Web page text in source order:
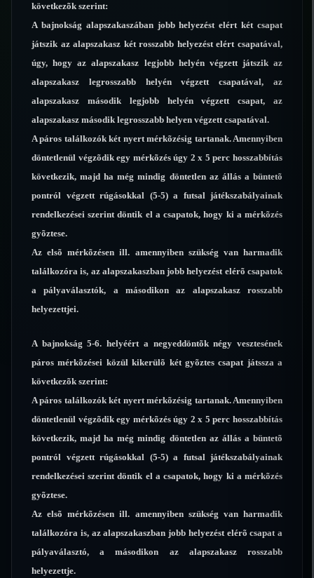
következõk szerint:
A bajnokság alapszakaszában jobb helyezést elért két csapat
játszik az alapszakasz két rosszabb helyezést elért csapatával,
úgy, hogy az alapszakasz legjobb helyén végzett játszik az
alapszakasz legrosszabb helyén végzett csapatával, az
alapszakasz második legjobb helyén végzett csapat, az
alapszakasz második legrosszabb helyen végzett csapatával.
A páros találkozók két nyert mérkõzésig tartanak. Amennyiben
döntetlenül végzõdik egy mérkõzés úgy 2 x 5 perc hosszabbítás
következik, majd ha még mindig döntetlen az állás a büntetõ
pontról végzett rúgásokkal (5-5) a futsal játékszabályainak
rendelkezései szerint döntik el a csapatok, hogy ki a mérkõzés
gyõztese.
Az elsõ mérkõzésen ill. amennyiben szükség van harmadik
találkozóra is, az alapszakaszban jobb helyezést elérõ csapatok
a pályaválasztók, a másodikon az alapszakasz rosszabb
helyezettjei.
A bajnokság 5-6. helyéért a negyeddöntõk négy vesztesének
páros mérkõzései közül kikerülõ két gyõztes csapat játssza a
következõk szerint:
A páros találkozók két nyert mérkõzésig tartanak. Amennyiben
döntetlenül végzõdik egy mérkõzés úgy 2 x 5 perc hosszabbítás
következik, majd ha még mindig döntetlen az állás a büntetõ
pontról végzett rúgásokkal (5-5) a futsal játékszabályainak
rendelkezései szerint döntik el a csapatok, hogy ki a mérkõzés
gyõztese.
Az elsõ mérkõzésen ill. amennyiben szükség van harmadik
találkozóra is, az alapszakaszban jobb helyezést elérõ csapat a
pályaválasztó, a másodikon az alapszakasz rosszabb
helyezettje.